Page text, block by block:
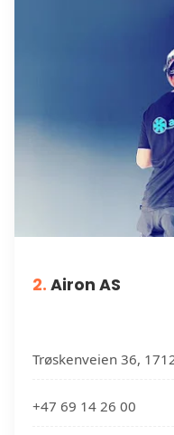
2. Airon AS
Trøskenveien 36,
+47 69 14 26 00